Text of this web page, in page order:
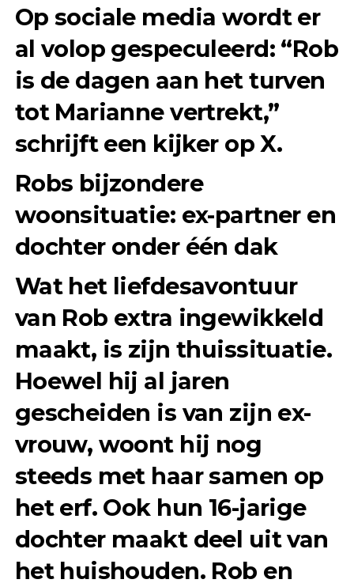
Op sociale media wordt er
al volop gespeculeerd: “Rob
is de dagen aan het turven
tot Marianne vertrekt,”
schrijft een kijker op X.
Robs bijzondere
woonsituatie: ex-partner en
dochter onder één dak
Wat het liefdesavontuur
van Rob extra ingewikkeld
maakt, is zijn thuissituatie.
Hoewel hij al jaren
gescheiden is van zijn ex-
vrouw, woont hij nog
steeds met haar samen op
het erf. Ook hun 16-jarige
dochter maakt deel uit van
het huishouden. Rob en